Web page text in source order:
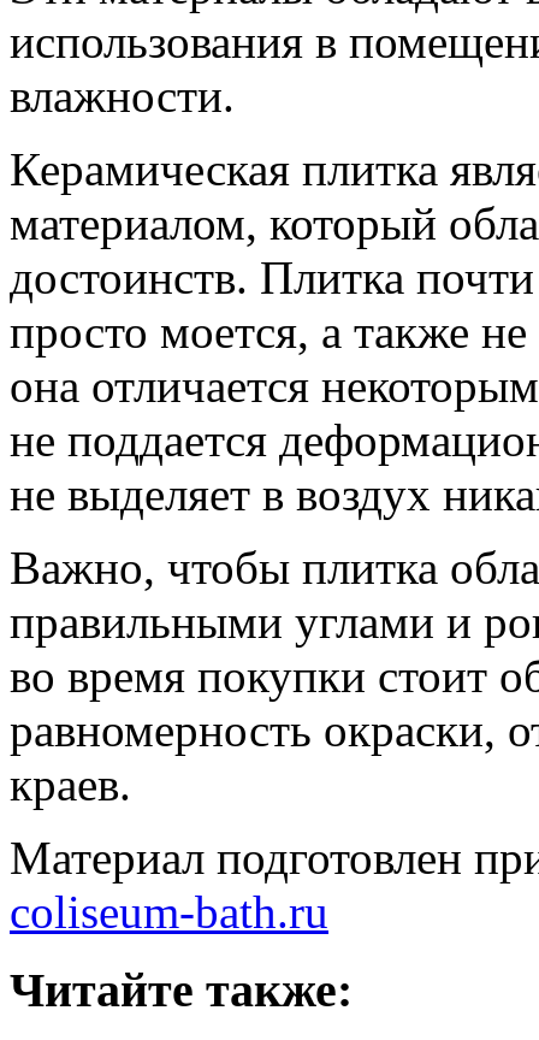
использования в
влажности.
Керамическая плитка
материалом, который
достоинств. Плитка
просто моется, а также
она отличается
не поддается
не выделяет в воздух
Важно, чтобы плитка
правильными углами и
во время покупки стоит
равномерность окраски,
краев.
Материал подготовлен
coliseum-bath.ru
Читайте также: